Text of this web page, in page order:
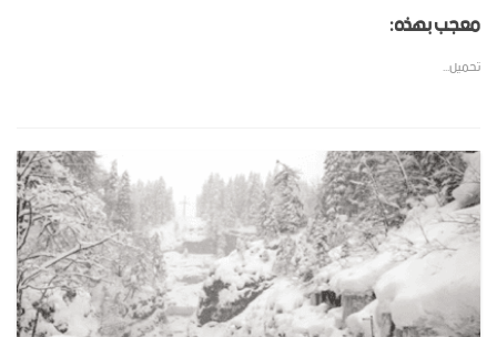
معجب بهذه:
تحميل...